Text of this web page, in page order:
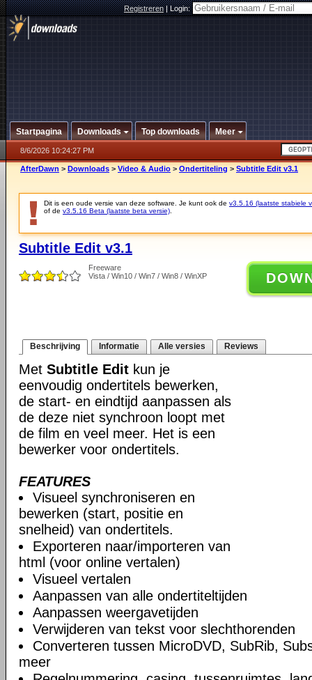
Registreren|Login:
Startpagina Downloads Top downloads Meer
8/6/2026 10:24:27 PM
AfterDawn > Downloads > Video & Audio > Ondertiteling > Subtitle Edit v3.1
Dit is een oude versie van deze software. Je kunt ook de v3.5.16 (laatste stabiele
of de v3.5.16 Beta (laatste beta versie)
Subtitle Edit v3.1
Freeware
Vista / Win10 / Win7 / Win8 / WinXP
Beschrijving Informatie Alle versies Reviews
Met Subtitle Edit kun je
eenvoudig ondertitels bewerken,
de start- en eindtijd aanpassen als
de deze niet synchroon loopt met
de film en veel meer. Het is een
bewerker voor ondertitels.
FEATURES
Visueel synchroniseren en
bewerken (start, positie en
snelheid) van ondertitels.
Exporteren naar/importeren van
html (voor online vertalen)
Visueel vertalen
Aanpassen van alle ondertiteltijden
Aanpassen weergavetijden
Verwijderen van tekst voor slechthorenden
Converteren tussen MicroDVD, SubRib,
meer